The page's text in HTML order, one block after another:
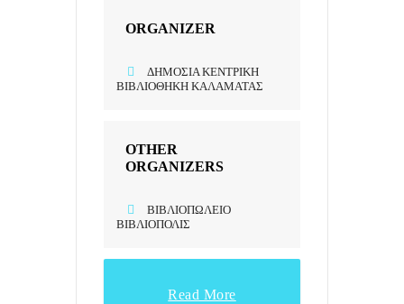
ORGANIZER
ΔΗΜΌΣΙΑ ΚΕΝΤΡΙΚΉ
ΒΙΒΛΙΟΘΉΚΗ ΚΑΛΑΜΆΤΑΣ
OTHER
ORGANIZERS
ΒΙΒΛΙΟΠΩΛΕΊΟ
ΒΙΒΛΙΌΠΟΛΙΣ
Read More